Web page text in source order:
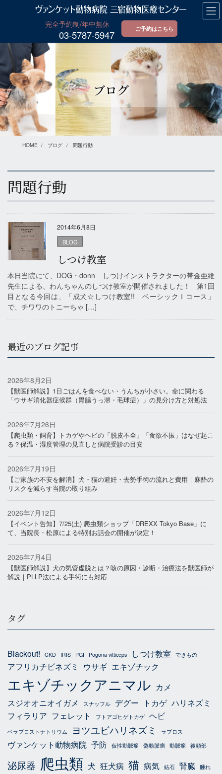
に
移
動
ョ
ン
に
移
動
03-5787-5947
ご予約はこちら
ブログ
HOME ブログ 問題行動
問題行動
2014年6月8日
BLOG
しつけ教室
本日当院にて、DOG・donn しつけインストラクターの帯金亜維
先生による、わんちゃんのしつけ教室が開催されました！ 第1回
目となる今回は、「成犬☆しつけ教室!! ベーシックⅠコース」
で、チワワのトニーちゃ […]
最近のブログ記事
2026年8月2日
【獣医師解説】1日ごはんを食べない・うんちが小さい。命に関わる
「ウサギ消化器症候群（胃腸うっ滞・毛球症）」の見分け方と対処法
2026年7月26日
【爬虫類・飼育】トカゲやヘビの「脱皮不全」「食欲不振」はなぜ起こ
る？保温・湿度管理の見直しと病院受診の目安
2026年7月19日
【ご家族の不安を解消】犬・猫の避妊・去勢手術の流れと費用｜麻酔の
リスクを減らす当院の取り組み
2026年7月12日
【イベント告知】7/25(土) 爬虫類ショップ「DREXX Tokyo Base」に
て、当院長・松原による特別お話会の開催が決定！
2026年7月4日
【獣医師解説】犬の気管虚脱とは？咳の原因・診断・治療法を獣医師が
解説｜PLLP法による手術にも対応
タグ
Blackout! CKD IRIS PGI Pogona vitticeps しつけ教室 できもの
アフリカチビネズミ ウサギ エキゾチック
エキゾチックアニマル カメ
スジオオニオイガメ
スナッフル デグー トカゲ ハリネズミ
フィラリア フェレット フトアゴヒゲトカゲ ヘビ
ベラプロストナトリウム ヨツユビハリネズミ ラプロス
ヴァンケット動物病院 予防 仮性動脈瘤 偽動脈瘤 動脈瘤 後頭部
泌尿器 爬虫類 犬 狂犬病 猫 病気 結石 腎臓 腫れ